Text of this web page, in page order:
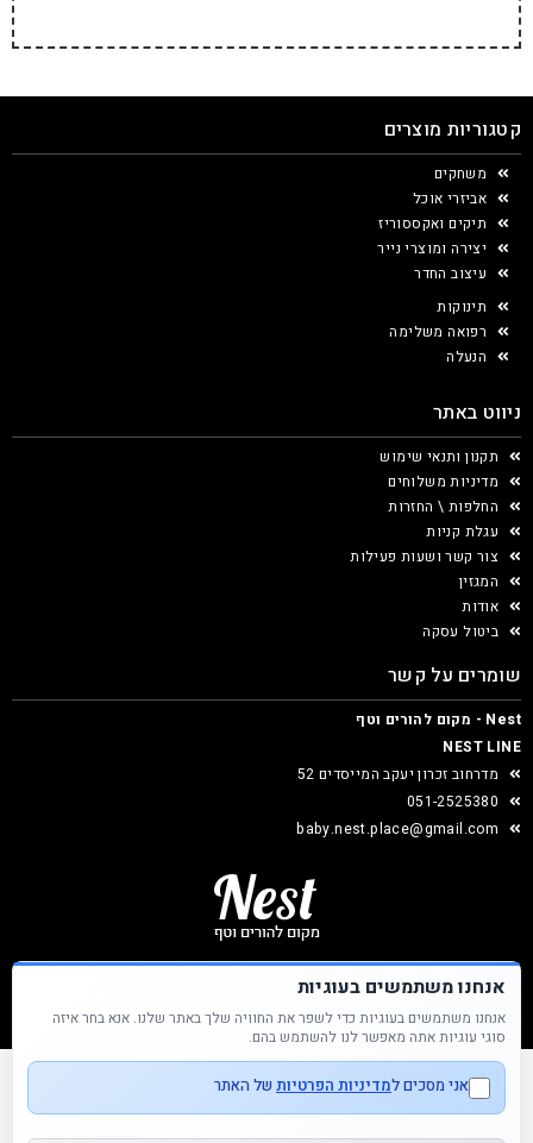
קטגוריות מוצרים
משחקים
אביזרי אוכל
תיקים ואקססוריז
יצירה ומוצרי נייר
עיצוב החדר
תינוקות
רפואה משלימה
הנעלה
ניווט באתר
תקנון ותנאי שימוש
מדיניות משלוחים
החלפות \ החזרות
עגלת קניות
צור קשר ושעות פעילות
המגזין
אודות
ביטול עסקה
שומרים על קשר
Nest - מקום להורים וטף
NEST LINE
מדרחוב זכרון יעקב המייסדים 52
051-2525380
baby.nest.place@gmail.com
Nest &copy כל הזכויות שמורות
אנחנו משתמשים בעוגיות
אנחנו משתמשים בעוגיות כדי לשפר את החוויה שלך באתר שלנו. אנא בחר איזה
סוגי עוגיות אתה מאפשר לנו להשתמש בהם.
אני מסכים למדיניות הפרטיות של האתר